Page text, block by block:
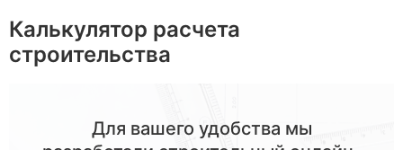
Калькулятор расчета
строительства
Для вашего удобства мы